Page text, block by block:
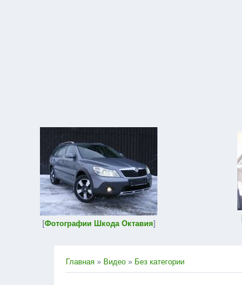
[Фотографии Шкода Октавия]
Главная » Видео » Без категории